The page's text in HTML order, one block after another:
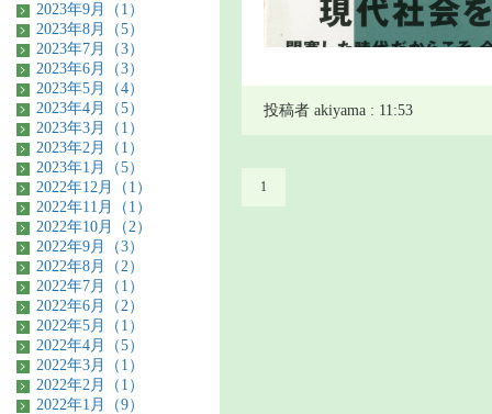
投稿者 akiyama : 11:53
1
2023年9月（1）
2023年8月（5）
2023年7月（3）
2023年6月（3）
2023年5月（4）
2023年4月（5）
2023年3月（1）
2023年2月（1）
2023年1月（5）
2022年12月（1）
2022年11月（1）
2022年10月（2）
2022年9月（3）
2022年8月（2）
2022年7月（1）
2022年6月（2）
2022年5月（1）
2022年4月（5）
2022年3月（1）
2022年2月（1）
2022年1月（9）